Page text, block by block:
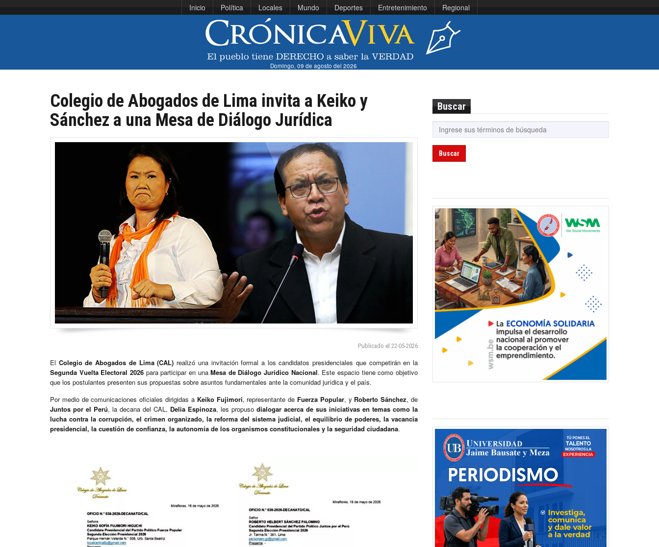
Inicio Política Locales Mundo Deportes Entretenimiento Regional
Domingo, 09 de agosto del 2026
Colegio de Abogados de Lima invita a Keiko y
Sánchez a una Mesa de Diálogo Jurídica
Publicado el 22-05-2026
El Colegio de Abogados de Lima (CAL) realizó una invitación formal a los candidatos presidenciales que competirán en la
Segunda Vuelta Electoral 2026para participar en unaMesa de Diálogo Jurídico Nacional. Este espacio tiene como objetivo
que los postulantes presenten sus propuestas sobre asuntos fundamentales ante la comunidad jurídica y el país.
Por medio de comunicaciones oficiales dirigidas a Keiko Fujimori, representante de Fuerza Popular, y Roberto Sánchez, de
Juntos por el Perú, la decana del CAL, Delia Espinoza, les propuso dialogar acerca de sus iniciativas en temas como la
lucha contra la corrupción, el crimen organizado, la reforma del sistema judicial, el equilibrio de poderes, la vacancia
presidencial, la cuestión de confianza, la autonomía de los organismos constitucionales y la seguridad ciudadana.
Buscar
Buscar